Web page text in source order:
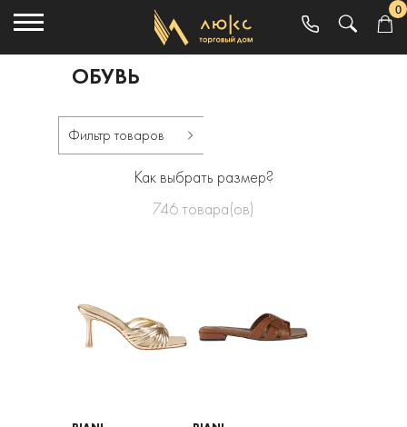
0
ОБУВЬ
Фильтр товаров
Как выбрать размер?
746товара(ов)